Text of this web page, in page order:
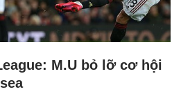
M.U bỏ lỡ cơ hội